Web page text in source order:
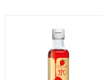
フローズンドリンク材料
冷凍フルーツ
ブレンダー・ミキサー